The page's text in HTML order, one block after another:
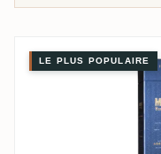
Mount Gay
LE PLUS POPULAIRE